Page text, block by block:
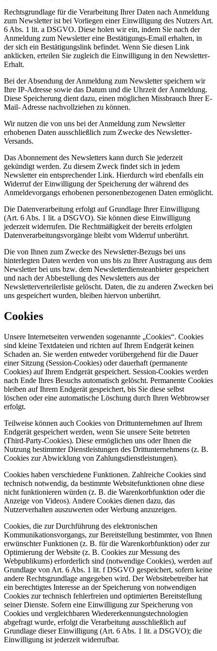
Rechtsgrundlage für die Verarbeitung Ihrer Daten nach Anmeldung
zum Newsletter ist bei Vorliegen einer Einwilligung des Nutzers Art.
6 Abs. 1 lit. a DSGVO. Diese holen wir ein, indem Sie nach der
Anmeldung zum Newsletter eine Bestätigungs-Email erhalten, in
der sich ein Bestätigungslink befindet. Wenn Sie diesen Link
anklicken, erteilen Sie zugleich die Einwilligung in den Newsletter-
Erhalt.
Bei der Absendung der Anmeldung zum Newsletter speichern wir
Ihre IP-Adresse sowie das Datum und die Uhrzeit der Anmeldung.
Diese Speicherung dient dazu, einen möglichen Missbrauch Ihrer E-
Mail- Adresse nachvollziehen zu können.
Wir nutzen die von uns bei der Anmeldung zum Newsletter
erhobenen Daten ausschließlich zum Zwecke des Newsletter-
Versands.
Das Abonnement des Newsletters kann durch Sie jederzeit
gekündigt werden. Zu diesem Zweck findet sich in jedem
Newsletter ein entsprechender Link. Hierdurch wird ebenfalls ein
Widerruf der Einwilligung der Speicherung der während des
Anmeldevorgangs erhobenen personenbezogenen Daten ermöglicht.
Die Datenverarbeitung erfolgt auf Grundlage Ihrer Einwilligung
(Art. 6 Abs. 1 lit. a DSGVO). Sie können diese Einwilligung
jederzeit widerrufen. Die Rechtmäßigkeit der bereits erfolgten
Datenverarbeitungsvorgänge bleibt vom Widerruf unberührt.
Die von Ihnen zum Zwecke des Newsletter-Bezugs bei uns
hinterlegten Daten werden von uns bis zu Ihrer Austragung aus dem
Newsletter bei uns bzw. dem Newsletterdiensteanbieter gespeichert
und nach der Abbestellung des Newsletters aus der
Newsletterverteilerliste gelöscht. Daten, die zu anderen Zwecken bei
uns gespeichert wurden, bleiben hiervon unberührt.
Cookies
Unsere Internetseiten verwenden sogenannte „Cookies“. Cookies
sind kleine Textdateien und richten auf Ihrem Endgerät keinen
Schaden an. Sie werden entweder vorübergehend für die Dauer
einer Sitzung (Session-Cookies) oder dauerhaft (permanente
Cookies) auf Ihrem Endgerät gespeichert. Session-Cookies werden
nach Ende Ihres Besuchs automatisch gelöscht. Permanente Cookies
bleiben auf Ihrem Endgerät gespeichert, bis Sie diese selbst
löschen oder eine automatische Löschung durch Ihren Webbrowser
erfolgt.
Teilweise können auch Cookies von Drittunternehmen auf Ihrem
Endgerät gespeichert werden, wenn Sie unsere Seite betreten
(Third-Party-Cookies). Diese ermöglichen uns oder Ihnen die
Nutzung bestimmter Dienstleistungen des Drittunternehmens (z. B.
Cookies zur Abwicklung von Zahlungsdienstleistungen).
Cookies haben verschiedene Funktionen. Zahlreiche Cookies sind
technisch notwendig, da bestimmte Websitefunktionen ohne diese
nicht funktionieren würden (z. B. die Warenkorbfunktion oder die
Anzeige von Videos). Andere Cookies dienen dazu, das
Nutzerverhalten auszuwerten oder Werbung anzuzeigen.
Cookies, die zur Durchführung des elektronischen
Kommunikationsvorgangs, zur Bereitstellung bestimmter, von Ihnen
erwünschter Funktionen (z. B. für die Warenkorbfunktion) oder zur
Optimierung der Website (z. B. Cookies zur Messung des
Webpublikums) erforderlich sind (notwendige Cookies), werden auf
Grundlage von Art. 6 Abs. 1 lit. f DSGVO gespeichert, sofern keine
andere Rechtsgrundlage angegeben wird. Der Websitebetreiber hat
ein berechtigtes Interesse an der Speicherung von notwendigen
Cookies zur technisch fehlerfreien und optimierten Bereitstellung
seiner Dienste. Sofern eine Einwilligung zur Speicherung von
Cookies und vergleichbaren Wiedererkennungstechnologien
abgefragt wurde, erfolgt die Verarbeitung ausschließlich auf
Grundlage dieser Einwilligung (Art. 6 Abs. 1 lit. a DSGVO); die
Einwilligung ist jederzeit widerrufbar.